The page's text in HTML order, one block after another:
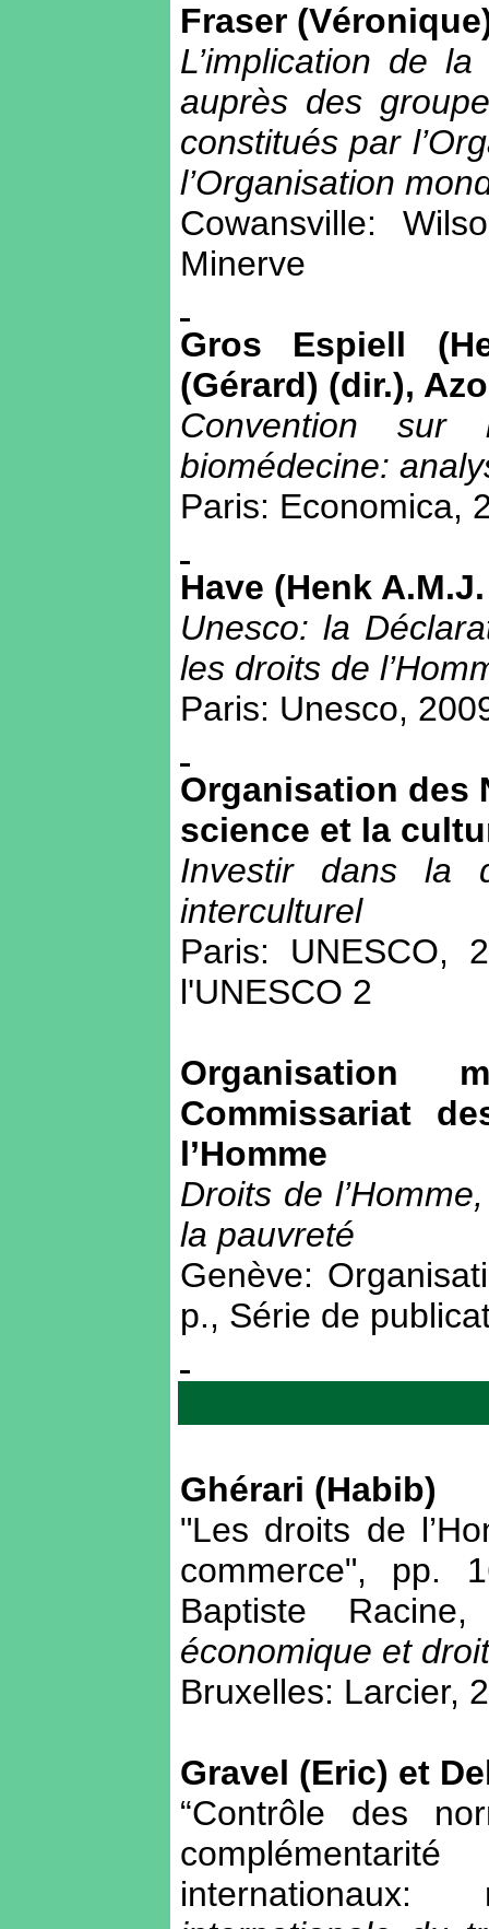
Fraser
L’implication de
auprès des
constitués par
l’Organisation
Cowansville:
Minerve
Gros Espiell
(Gérard) (dir.),
Convention
biomédecine:
Paris: Economica,
Have (Henk
Unesco: la
les droits de
Paris: Unesco,
Organisation des
science et la
Investir dans la
interculturel
Paris: UNESCO,
l'UNESCO 2
Organisation
Commissariat
l’Homme
Droits de
la pauvreté
Genève:
p., Série de
Ghérari (Habib)
"Les droits de
commerce", pp.
Baptiste
économique et
Bruxelles: Larcier,
Gravel (Eric) et
“Contrôle des